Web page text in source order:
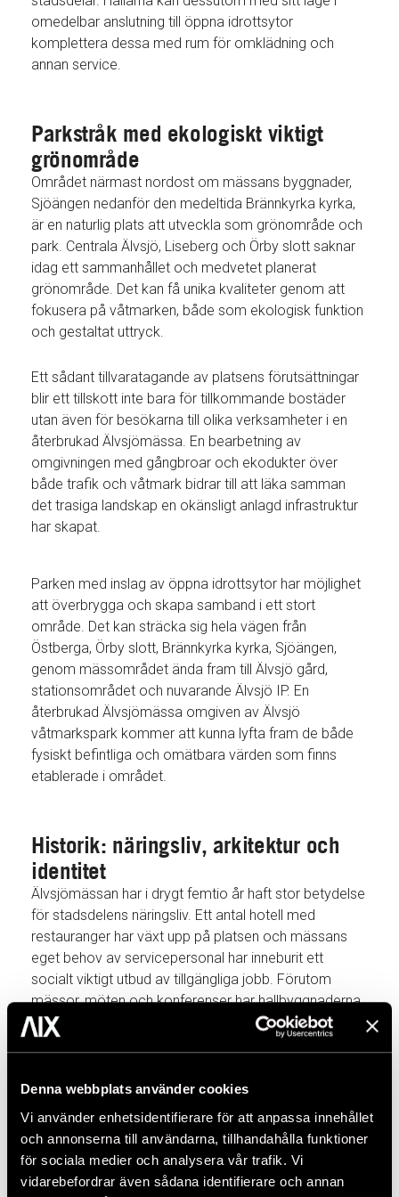
Denna webbplats använder cookies
Vi använder enhetsidentifierare för att anpassa innehållet
och annonserna till användarna, tillhandahålla funktioner
för sociala medier och analysera vår trafik. Vi
vidarebefordrar även sådana identifierare och annan
omedelbar anslutning till öppna idrottsytor
komplettera dessa med rum för omklädning och
annan service.
Parkstråk med ekologiskt viktigt
grönområde
Området närmast nordost om mässans byggnader,
Sjöängen nedanför den medeltida Brännkyrka kyrka,
är en naturlig plats att utveckla som grönområde och
park. Centrala Älvsjö, Liseberg och Örby slott saknar
idag ett sammanhållet och medvetet planerat
grönområde. Det kan få unika kvaliteter genom att
fokusera på våtmarken, både som ekologisk funktion
och gestaltat uttryck.
Ett sådant tillvaratagande av platsens förutsättningar
blir ett tillskott inte bara för tillkommande bostäder
utan även för besökarna till olika verksamheter i en
återbrukad Älvsjömässa. En bearbetning av
omgivningen med gångbroar och ekodukter över
både trafik och våtmark bidrar till att läka samman
det trasiga landskap en okänsligt anlagd infrastruktur
har skapat.
Parken med inslag av öppna idrottsytor har möjlighet
att överbrygga och skapa samband i ett stort
område. Det kan sträcka sig hela vägen från
Östberga, Örby slott, Brännkyrka kyrka, Sjöängen,
genom mässområdet ända fram till Älvsjö gård,
stationsområdet och nuvarande Älvsjö IP. En
återbrukad Älvsjömässa omgiven av Älvsjö
våtmarkspark kommer att kunna lyfta fram de både
fysiskt befintliga och omätbara värden som finns
etablerade i området.
Historik: näringsliv, arkitektur och
identitet
Älvsjömässan har i drygt femtio år haft stor betydelse
för stadsdelens näringsliv. Ett antal hotell med
restauranger har växt upp på platsen och mässans
eget behov av servicepersonal har inneburit ett
socialt viktigt utbud av tillgängliga jobb. Förutom
mässor, möten och konferenser har hallbyggnaderna
vid flera tillfällen visat sig lämpliga för både idrotts-
och kulturevenemang. Älvsjömässan har gett plats för
Stockholm Open drog storpublik under epoken för det
svenska tennisundret. Älvsjömässan sammankopplas
inte bara med kommersiella aktiviteter. Platsen har
också använts för sammankomster där Sverige,
Stockholm och stadsdelen Älvsjö bjudit in
internationella politiker och ledande forskare.